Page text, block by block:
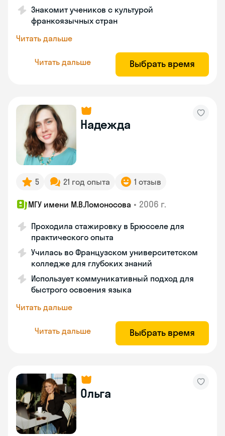
Знакомит учеников с культурой
франкоязычных стран
Читать дальше
Читать дальше Выбрать время
Надежда
5 21 год опыта 1 отзыв
МГУ имени М.В.Ломоносова • 2006 г.
Проходила стажировку в Брюсселе для
практического опыта
Училась во Французском университетском
колледже для глубоких знаний
Использует коммуникативный подход для
быстрого освоения языка
Читать дальше
Читать дальше Выбрать время
Ольга